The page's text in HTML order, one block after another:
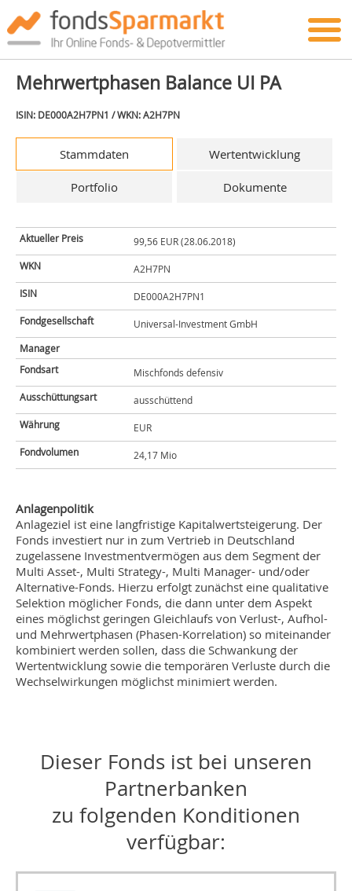
Mehrwertphasen Balance UI PA
ISIN: DE000A2H7PN1 / WKN: A2H7PN
Stammdaten Wertentwicklung
Portfolio Dokumente
Aktueller Preis
99,56 EUR (28.06.2018)
WKN
A2H7PN
ISIN
DE000A2H7PN1
Fondgesellschaft
Universal-Investment GmbH
Manager
Fondsart
Mischfonds defensiv
Ausschüttungsart
ausschüttend
Währung
EUR
Fondvolumen
24,17 Mio
Anlagenpolitik
Anlageziel ist eine langfristige Kapitalwertsteigerung. Der
Fonds investiert nur in zum Vertrieb in Deutschland
zugelassene Investmentvermögen aus dem Segment der
Multi Asset-, Multi Strategy-, Multi Manager- und/oder
Alternative-Fonds. Hierzu erfolgt zunächst eine qualitative
Selektion möglicher Fonds, die dann unter dem Aspekt
eines möglichst geringen Gleichlaufs von Verlust-, Aufhol-
und Mehrwertphasen (Phasen-Korrelation) so miteinander
kombiniert werden sollen, dass die Schwankung der
Wertentwicklung sowie die temporären Verluste durch die
Wechselwirkungen möglichst minimiert werden.
Dieser Fonds ist bei unseren
Partnerbanken
zu folgenden Konditionen
verfügbar: